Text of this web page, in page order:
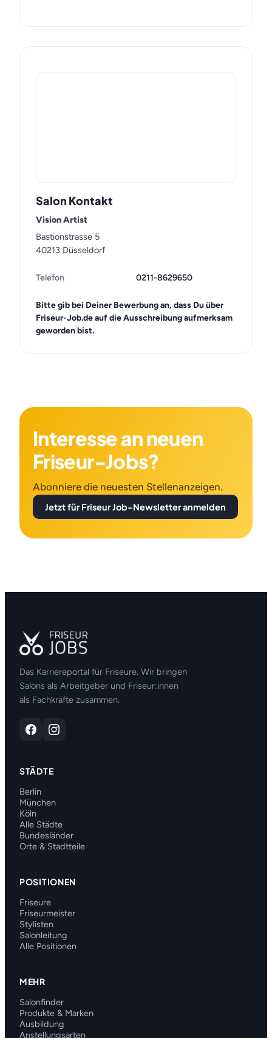
Salon Kontakt
Vision Artist
Bastionstrasse 5
40213 Düsseldorf
Telefon 0211-8629650
Bitte gib bei Deiner Bewerbung an, dass Du über
Friseur-Job.de auf die Ausschreibung aufmerksam
geworden bist.
Interesse an neuen
Friseur-Jobs?
Abonniere die neuesten Stellenanzeigen.
Jetzt für Friseur Job-Newsletter anmelden
Das Karriereportal für Friseure. Wir bringen
Salons als Arbeitgeber und Friseur:innen
als Fachkräfte zusammen.
STÄDTE
Berlin
München
Köln
Alle Städte
Bundesländer
Orte & Stadtteile
POSITIONEN
Friseure
Friseurmeister
Stylisten
Salonleitung
Alle Positionen
MEHR
Salonfinder
Produkte & Marken
Ausbildung
Anstellungsarten